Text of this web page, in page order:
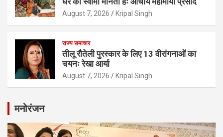
August 7, 2026 Kripal Singh
राज्य समाचार
तीलू रौतेली पुरस्कार के लिए 13 वीरांगनाओं का
चयनः रेखा आर्या
August 7, 2026 Kripal Singh
मनोरंजन